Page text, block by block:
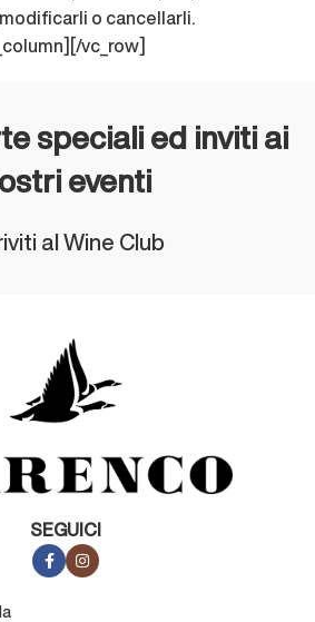
o cancellarli.
vc_row]
speciali ed inviti ai
eventi
al Wine Club
SEGUICI